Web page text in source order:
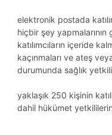
elektronik postada
hiçbir şey
katılımcıların içeride
kaçınmaları ve ateş
durumunda sağlık
yaklaşık 250 kişinin
dahil hükümet